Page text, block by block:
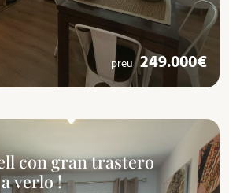
preu 249.000€
con gran trastero
verlo !